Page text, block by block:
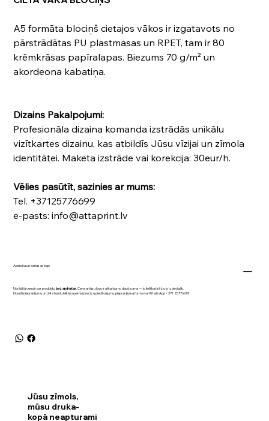
A5 formāta blociņš cietajos vākos ir izgatavots no
pārstrādātas PU plastmasas un RPET, tam ir 80
krēmkrāsas papīralapas. Biezums 70 g/m² un
akordeona kabatiņa.
Dizains Pakalpojumi:
Profesionāla dizaina komanda izstrādās unikālu
vizītkartes dizainu, kas atbildīs Jūsu vīzijai un zīmola
identitātei. Maketa izstrāde vai korekcija: 30eur/h.
Vēlies pasūtīt, sazinies ar mums:
Tel. +37125776699
e-pasts: info@attaprint.lv
Apdruka un cenas ar logo
Norādītā cena ir par produktubez apdrukas . Cena ar jūsu logo ir atkarīga no daudzuma — jo lielāka tirāža, jo izdevīgāk.
Nosūti pieprasījumu un 24 stundu laikā saņemsi precīzu piedāvājumu:pieprasījuma formavai WhatsApp+371 25776699
Jūsu zīmols,
mūsu druka-
kopā neapturami